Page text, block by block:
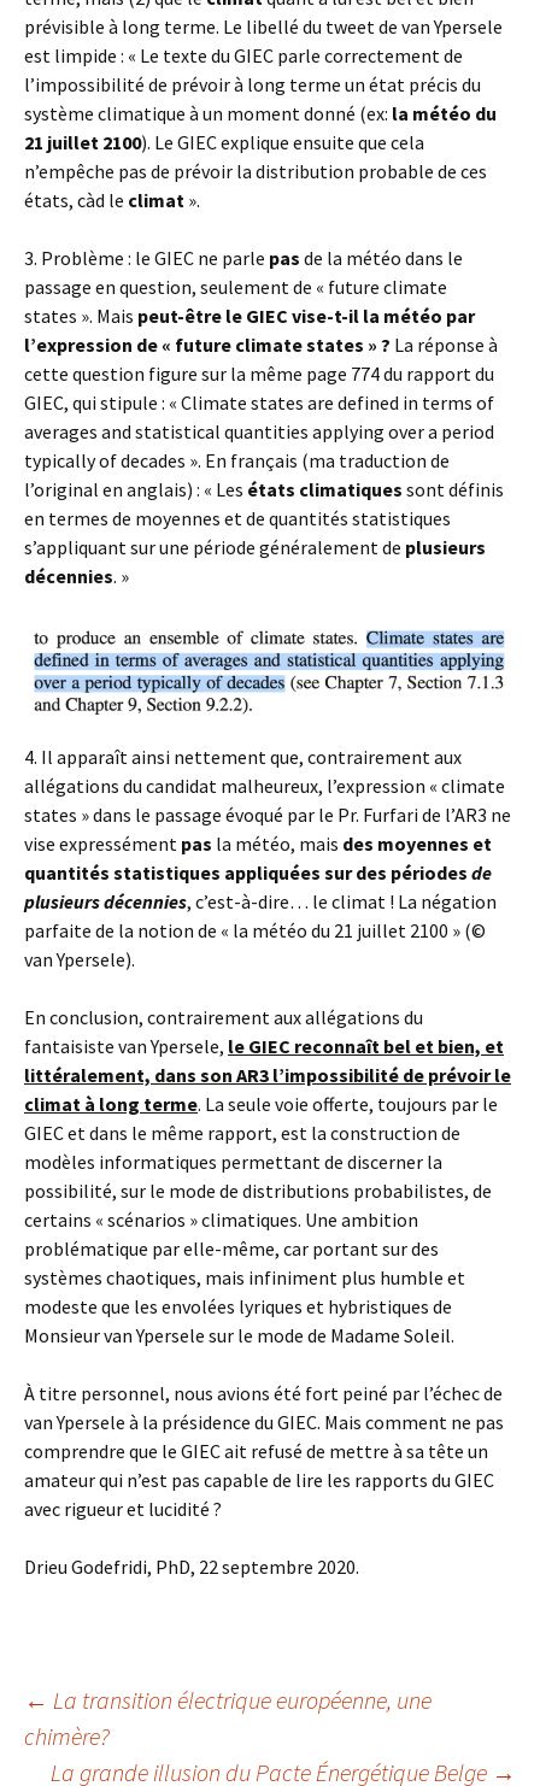
prévisible à long terme. Le libellé du tweet de van Ypersele
est limpide : « Le texte du GIEC parle correctement de
l’impossibilité de prévoir à long terme un état précis du
système climatique à un moment donné (ex: la météo du
21 juillet 2100). Le GIEC explique ensuite que cela
n’empêche pas de prévoir la distribution probable de ces
états, càd le climat ».
3. Problème : le GIEC ne parle pas de la météo dans le
passage en question, seulement de « future climate
states ». Mais peut-être le GIEC vise-t-il la météo par
l’expression de « future climate states » ? La réponse à
cette question figure sur la même page 774 du rapport du
GIEC, qui stipule : « Climate states are defined in terms of
averages and statistical quantities applying over a period
typically of decades ». En français (ma traduction de
l’original en anglais) : « Les états climatiques sont définis
en termes de moyennes et de quantités statistiques
s’appliquant sur une période généralement de plusieurs
décennies. »
4. Il apparaît ainsi nettement que, contrairement aux
allégations du candidat malheureux, l’expression « climate
states » dans le passage évoqué par le Pr. Furfari de l’AR3 ne
vise expressément pas la météo, mais des moyennes et
quantités statistiques appliquées sur des périodes de
plusieurs décennies, c’est-à-dire… le climat ! La négation
parfaite de la notion de « la météo du 21 juillet 2100 » (©
van Ypersele).
En conclusion, contrairement aux allégations du
fantaisiste van Ypersele, le GIEC reconnaît bel et bien, et
littéralement, dans son AR3 l’impossibilité de prévoir le
climat à long terme. La seule voie offerte, toujours par le
GIEC et dans le même rapport, est la construction de
modèles informatiques permettant de discerner la
possibilité, sur le mode de distributions probabilistes, de
certains « scénarios » climatiques. Une ambition
problématique par elle-même, car portant sur des
systèmes chaotiques, mais infiniment plus humble et
modeste que les envolées lyriques et hybristiques de
Monsieur van Ypersele sur le mode de Madame Soleil.
À titre personnel, nous avions été fort peiné par l’échec de
van Ypersele à la présidence du GIEC. Mais comment ne pas
comprendre que le GIEC ait refusé de mettre à sa tête un
amateur qui n’est pas capable de lire les rapports du GIEC
avec rigueur et lucidité ?
Drieu Godefridi, PhD, 22 septembre 2020.
Navigation
← La transition électrique européenne, une
chimère?
La grande illusion du Pacte Énergétique Belge →